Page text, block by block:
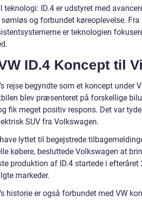
teknologi: ID.4 er udstyret med
sømløs og forbundet køreoplevelse.
er teknologien
ID.4 Koncept til
rejse begyndte som et koncept under
blev præsenteret på forskellige
fik meget positiv respons. Det var
SUV fra Volkswagen.
lyttet til begejstrede
købere, besluttede Volkswagen at
produktion af ID.4 startede i
markeder.
historie er også forbundet med VW